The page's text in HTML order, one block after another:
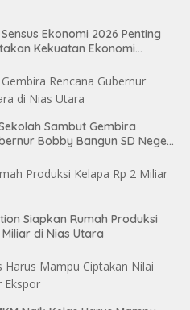
Ekonomi 2026 Penting
Kekuatan Ekonomi
Sambut Gembira
Bobby Bangun SD Negeri
Siapkan Rumah Produksi
di Nias Utara